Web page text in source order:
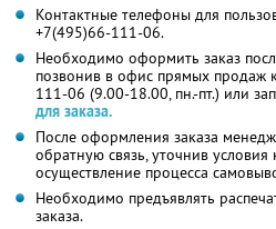
Контактные телефоны для
+7(495)66-111-06.
Необходимо оформить заказ
позвонив в офис прямых продаж
111-06 (9.00-18.00, пн.-пт.) или
для заказа.
После оформления заказа
обратную связь, уточнив условия
осуществление процесса
Необходимо предъявлять
заказа.